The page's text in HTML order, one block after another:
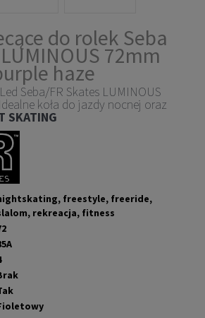
do rolek Seba
72mm
haze
Led Seba/FR Skates LUMINOUS
koła do jazdy nocnej oraz
SKATING
freestyle, freeride,
rekreacja, fitness